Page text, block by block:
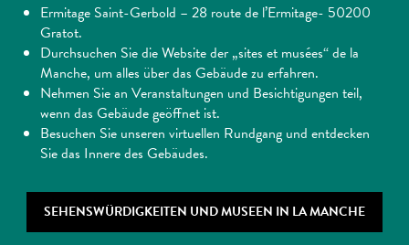
Ermitage Saint-Gerbold – 28 route de l’Ermitage- 50200
Gratot.
Durchsuchen Sie die Website der „sites et musées“ de la
Manche, um alles über das Gebäude zu erfahren.
Nehmen Sie an Veranstaltungen und Besichtigungen teil,
wenn das Gebäude geöffnet ist.
Besuchen Sie unseren virtuellen Rundgang und entdecken
Sie das Innere des Gebäudes.
SEHENSWÜRDIGKEITEN UND MUSEEN IN LA MANCHE